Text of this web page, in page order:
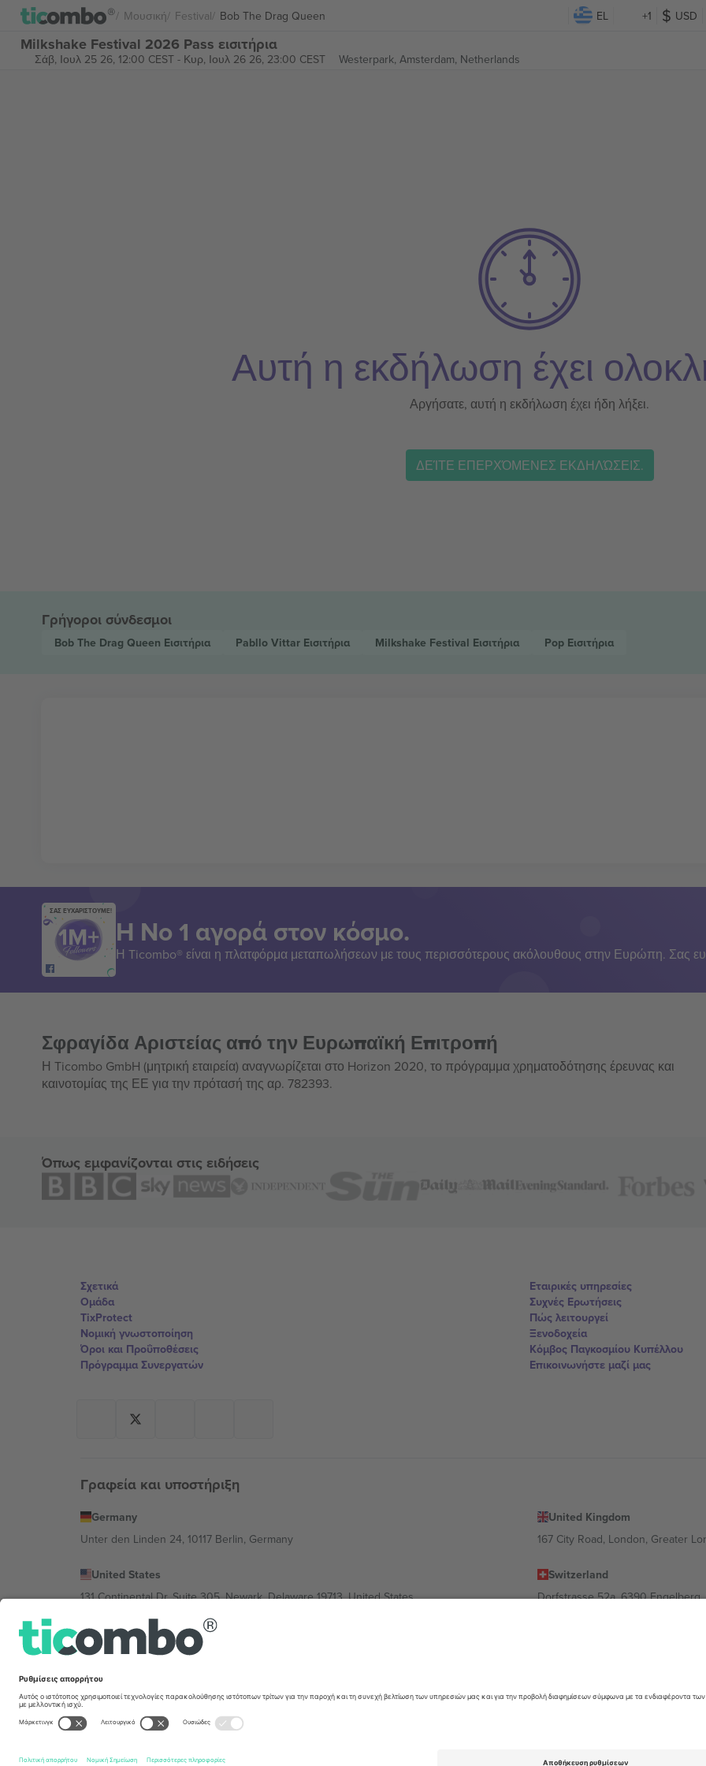
Μουσική Festival Bob The Drag Queen EL +1 USD
Milkshake Festival 2026 Pass εισιτήρια
Σάβ, Ιουλ 25 26, 12:00 CEST- Κυρ, Ιουλ 26 26, 23:00 CEST Westerpark, Amsterdam, Netherlands
Αυτή η εκδήλωση έχει
Αργήσατε, αυτή η εκδήλωση έχει ήδη λήξει.
ΔΕΊΤΕ ΕΠΕΡΧΌΜΕΝΕΣ ΕΚΔΗΛΏΣΕΙΣ.
Γρήγοροι σύνδεσμοι
Bob The Drag Queen Εισιτήρια Pabllo Vittar Εισιτήρια Milkshake Festival Εισιτήρια Pop Εισιτήρια
ΣΑΣ ΕΥΧΑΡΙΣΤΟΥΜΕ!
Η Νο 1 αγορά στον κόσμο.
Η Ticombo® είναι η πλατφόρμα μεταπωλήσεων με τους περισσότερους ακόλουθους στην Ευρώπη. Σας
Σφραγίδα Αριστείας από την Ευρωπαϊκή Επιτροπή
Η Ticombo GmbH (μητρική εταιρεία) αναγνωρίζεται στο Horizon 2020, το πρόγραμμα χρηματοδότησης έρευνας και
καινοτομίας της ΕΕ για την πρότασή της αρ. 782393.
Όπως εμφανίζονται στις ειδήσεις
Σχετικά
Ομάδα
TixProtect
Νομική γνωστοποίηση
Όροι και Προΰποθέσεις
Πρόγραμμα Συνεργατών
Εταιρικές υπηρεσίες
Συχνές Ερωτήσεις
Πώς λειτουργεί
Ξενοδοχεία
Κόμβος Παγκοσμίου Κυπέλλου
Επικοινωνήστε μαζί μας
Γραφεία και υποστήριξη
Germany
Unter den Linden 24, 10117 Berlin, Germany
United Kingdom
167 City Road, London, Greater
United States
131 Continental Dr, Suite 305, Newark, Delaware 19713, United States
Switzerland
Dorfstrasse 52a, 6390 Engelberg,
Bulgaria
Regus Sofia City West, bul Totleben 53-55, 1606 Sofia, Bulgaria
Mexico
Av Chapultepec 360, Roma Norte, Cuauhtémoc, 06700 Ciudad de México, CDMX, Mexico
συγκεκριμένης εκδήλωσης, στο αποτύπωμα και στους όρους.,
Οροι. © 2026 Ticombo. All rights